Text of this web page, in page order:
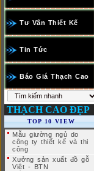
Tư Vấn Thiết Kế
Tin Tức
Báo Giá Thạch Cao
THẠCH CAO ĐẸP
TOP 10 VIEW
Mẫu giường ngủ do
công ty thiết kế và thi
công
Xưởng sản xuất đồ gỗ
Việt - BTN